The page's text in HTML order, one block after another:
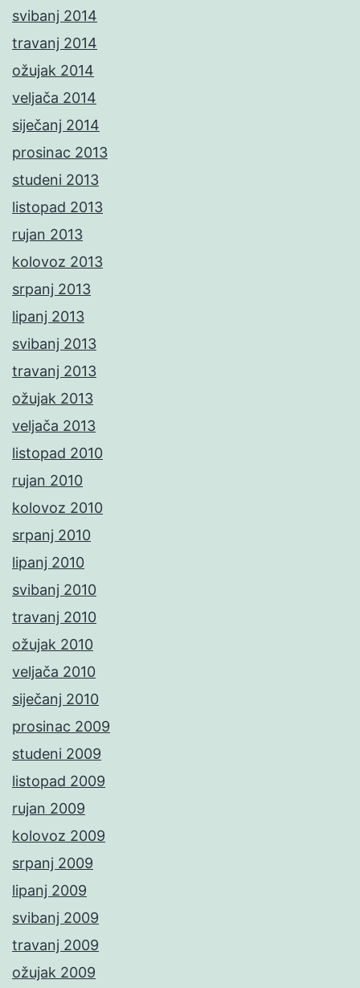
svibanj 2014
travanj 2014
ožujak 2014
veljača 2014
siječanj 2014
prosinac 2013
studeni 2013
listopad 2013
rujan 2013
kolovoz 2013
srpanj 2013
lipanj 2013
svibanj 2013
travanj 2013
ožujak 2013
veljača 2013
listopad 2010
rujan 2010
kolovoz 2010
srpanj 2010
lipanj 2010
svibanj 2010
travanj 2010
ožujak 2010
veljača 2010
siječanj 2010
prosinac 2009
studeni 2009
listopad 2009
rujan 2009
kolovoz 2009
srpanj 2009
lipanj 2009
svibanj 2009
travanj 2009
ožujak 2009